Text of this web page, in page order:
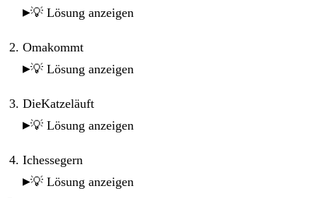
💡 Lösung anzeigen
Omakommt
💡 Lösung anzeigen
DieKatzeläuft
💡 Lösung anzeigen
Ichessegern
💡 Lösung anzeigen